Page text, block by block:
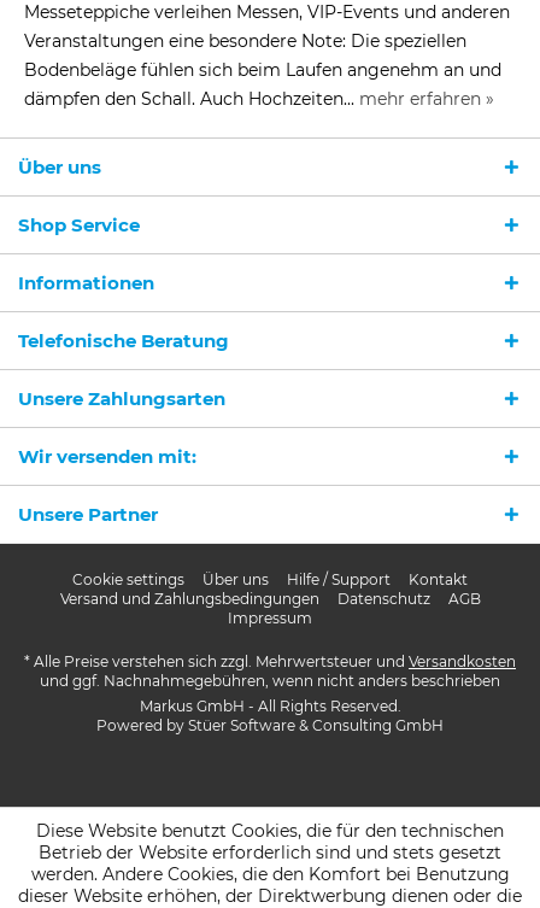
Messeteppiche verleihen Messen, VIP-Events und anderen
Veranstaltungen eine besondere Note: Die speziellen
Bodenbeläge fühlen sich beim Laufen angenehm an und
dämpfen den Schall. Auch Hochzeiten... mehr erfahren »
Über uns
Shop Service
Informationen
Telefonische Beratung
Unsere Zahlungsarten
Wir versenden mit:
Unsere Partner
Cookie settings Über uns Hilfe / Support
Kontakt
Versand und Zahlungsbedingungen
Datenschutz
AGB
Impressum
* Alle Preise verstehen sich zzgl. Mehrwertsteuer und Versandkosten
und ggf. Nachnahmegebühren, wenn nicht anders beschrieben
Markus GmbH - All Rights Reserved.
Powered by Stüer Software & Consulting GmbH
Diese Website benutzt Cookies, die für den technischen
Betrieb der Website erforderlich sind und stets gesetzt
werden. Andere Cookies, die den Komfort bei Benutzung
dieser Website erhöhen, der Direktwerbung dienen oder die